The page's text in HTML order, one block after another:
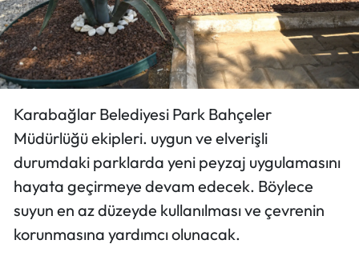
Karabağlar Belediyesi Park Bahçeler
Müdürlüğü ekipleri. uygun ve elverişli
durumdaki parklarda yeni peyzaj uygulamasını
hayata geçirmeye devam edecek. Böylece
suyun en az düzeyde kullanılması ve çevrenin
korunmasına yardımcı olunacak.